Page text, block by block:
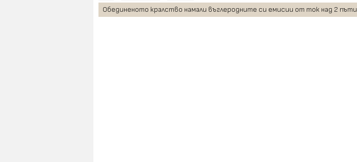
Обединеното кралство намали въглеродните си емисии от ток над 2 пъти